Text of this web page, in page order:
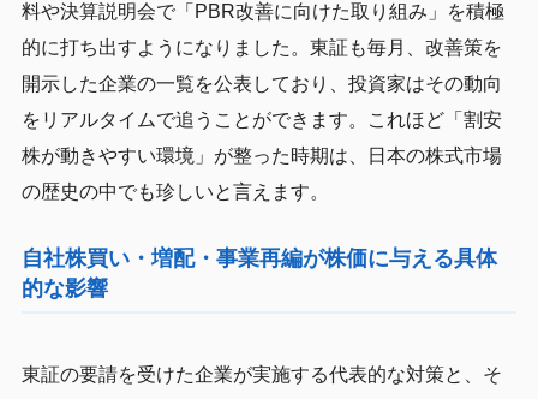
料や決算説明会で「PBR改善に向けた取り組み」を積極
的に打ち出すようになりました。東証も毎月、改善策を
開示した企業の一覧を公表しており、投資家はその動向
をリアルタイムで追うことができます。これほど「割安
株が動きやすい環境」が整った時期は、日本の株式市場
の歴史の中でも珍しいと言えます。
自社株買い・増配・事業再編が株価に与える具体
的な影響
東証の要請を受けた企業が実施する代表的な対策と、そ